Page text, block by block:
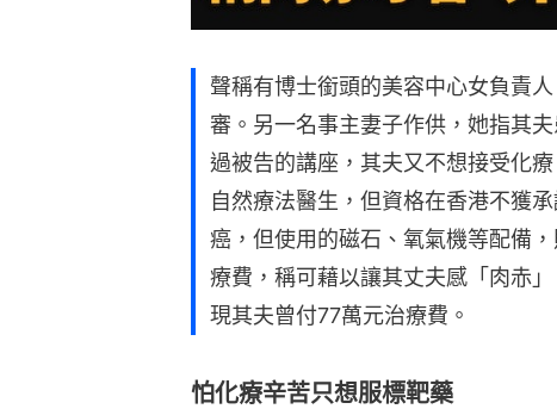
聲稱有博士銜頭的美容中心女負責
審。另一名事主妻子作供，她指其
過被告的講座，其夫又不想接受化
自然療法醫生，但資格在香港不獲
癌，但使用的磁石、氧氣機等配備
療費，稱可藉以讓其丈夫感「肉赤
現其夫曾付77萬元治療費。
怕化療辛苦只想服標靶藥